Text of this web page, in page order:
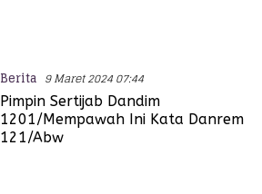
Berita 9 Maret 2024 07:44
Pimpin Sertijab Dandim
1201/Mempawah Ini Kata Danrem
121/Abw